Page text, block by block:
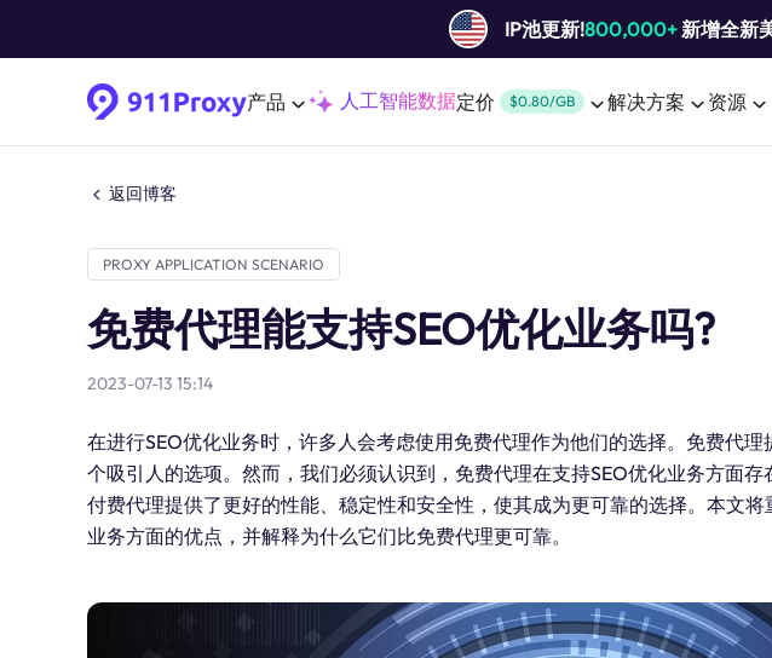
IP池更新!800,000+新增全新
产品 人工智能数据定价 $0.80/GB 解决方案 资源
返回博客
PROXY APPLICATION SCENARIO
免费代理能支持SEO优化业务吗?
2023-07-13 15:14
在进行SEO优化业务时，许多人会考虑使用免费代理作为他们的选择。免费代
个吸引人的选项。然而，我们必须认识到，免费代理在支持SEO优化业务方面存
付费代理提供了更好的性能、稳定性和安全性，使其成为更可靠的选择。本文
业务方面的优点，并解释为什么它们比免费代理更可靠。